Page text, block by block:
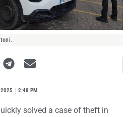
2025 2:48 PM
solved a case of theft in